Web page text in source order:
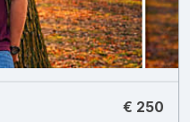
€ 250